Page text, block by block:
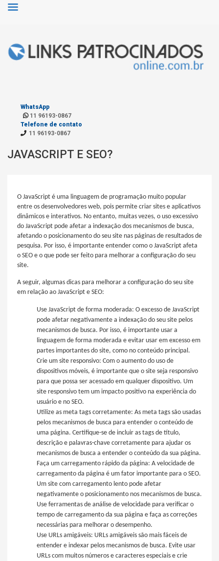
WhatsApp
11 96193-0867
Telefone de contato
11 96193-0867
JAVASCRIPT E SEO?
O JavaScript é uma linguagem de programação muito popular
entre os desenvolvedores web, pois permite criar sites e aplicativos
dinâmicos e interativos. No entanto, muitas vezes, o uso excessivo
do JavaScript pode afetar a indexação dos mecanismos de busca,
afetando o posicionamento do seu site nas páginas de resultados de
pesquisa. Por isso, é importante entender como o JavaScript afeta
o SEO e o que pode ser feito para melhorar a configuração do seu
site.
A seguir, algumas dicas para melhorar a configuração do seu site
em relação ao JavaScript e SEO:
Use JavaScript de forma moderada: O excesso de JavaScript
pode afetar negativamente a indexação do seu site pelos
mecanismos de busca. Por isso, é importante usar a
linguagem de forma moderada e evitar usar em excesso em
partes importantes do site, como no conteúdo principal.
Crie um site responsivo: Com o aumento do uso de
dispositivos móveis, é importante que o site seja responsivo
para que possa ser acessado em qualquer dispositivo. Um
site responsivo tem um impacto positivo na experiência do
usuário e no SEO.
Utilize as meta tags corretamente: As meta tags são usadas
pelos mecanismos de busca para entender o conteúdo de
uma página. Certifique-se de incluir as tags de título,
descrição e palavras-chave corretamente para ajudar os
mecanismos de busca a entender o conteúdo da sua página.
Faça um carregamento rápido da página: A velocidade de
carregamento da página é um fator importante para o SEO.
Um site com carregamento lento pode afetar
negativamente o posicionamento nos mecanismos de busca.
Use ferramentas de análise de velocidade para verificar o
tempo de carregamento da sua página e faça as correções
necessárias para melhorar o desempenho.
Use URLs amigáveis: URLs amigáveis são mais fáceis de
entender e indexar pelos mecanismos de busca. Evite usar
URLs com muitos números e caracteres especiais e crie